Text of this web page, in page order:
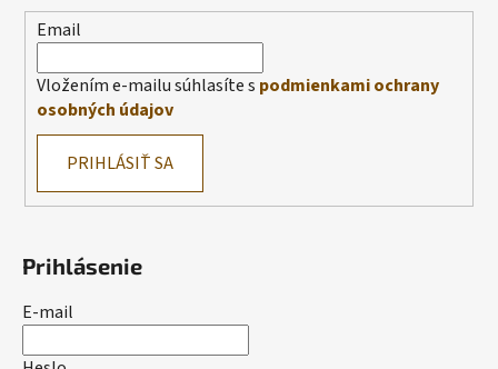
Email
Vložením e-mailu súhlasíte s podmienkami ochrany
osobných údajov
PRIHLÁSIŤ SA
Prihlásenie
E-mail